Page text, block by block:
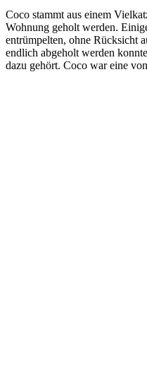
Coco stammt aus einem
Wohnung geholt werden.
entrümpelten, ohne Rücksicht
endlich abgeholt werden
dazu gehört. Coco war eine